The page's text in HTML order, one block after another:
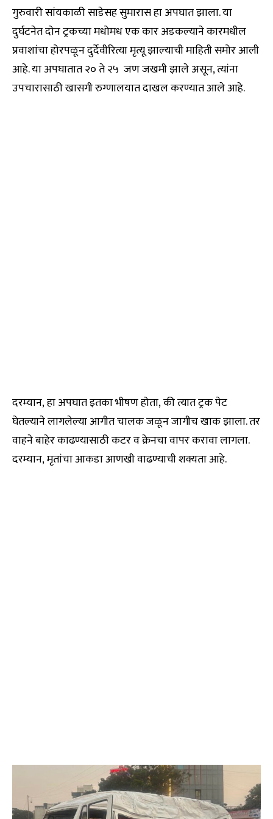
गुरुवारी सांयकाळी साडेसह सुमारास हा अपघात झाला. या
दुर्घटनेत दोन ट्रकच्या मधोमध एक कार अडकल्याने कारमधील
प्रवाशांचा होरपळून दुर्देवीरित्या मृत्यू झाल्याची माहिती समोर आली
आहे. या अपघातात २० ते २५ जण जखमी झाले असून, त्यांना
उपचारासाठी खासगी रुग्णालयात दाखल करण्यात आले आहे.
दरम्यान, हा अपघात इतका भीषण होता, की त्यात ट्रक पेट
घेतल्याने लागलेल्या आगीत चालक जळून जागीच खाक झाला. तर
वाहने बाहेर काढण्यासाठी कटर व क्रेनचा वापर करावा लागला.
दरम्यान, मृतांचा आकडा आणखी वाढण्याची शक्यता आहे.